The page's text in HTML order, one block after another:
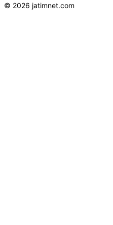
© 2026 jatimnet.com